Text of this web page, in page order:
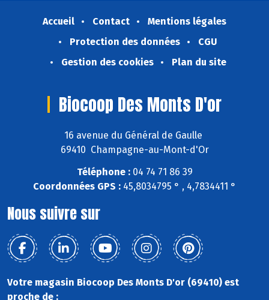
Accueil Contact
Mentions légales
Protection des données
CGU
Gestion des cookies
Plan du site
Biocoop Des Monts D'or
16 avenue du Général de Gaulle
69410 Champagne-au-Mont-d'Or
Téléphone :04 74 71 86 39
Coordonnées GPS : 45,8034795 ° , 4,7834411 °
Nous suivre sur
Votre magasin Biocoop Des Monts D'or (69410) est
proche de :